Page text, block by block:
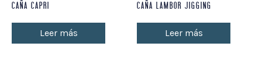
CAÑA CAPRI
Leer más
CAÑA LAMBOR JIGGING
Leer más